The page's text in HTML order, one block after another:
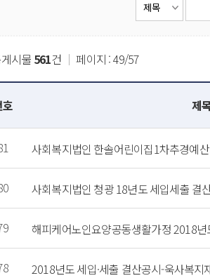
시물 561건 ｜ 페이지 : 49/57
호 제
사회복지법인 한솔어린이집1차추경예
사회복지법인 청광 18년도 세입세출 결
해피케어노인요양공동생활가정 2018년
2018년도 세입·세출 결산공시-욱사복지